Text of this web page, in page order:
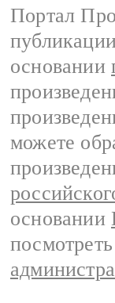
Портал
основании
можете
основании